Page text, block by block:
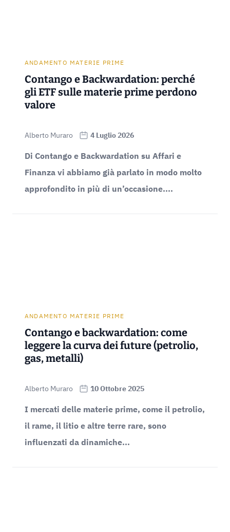
ANDAMENTO MATERIE PRIME
Contango e Backwardation: perché
gli ETF sulle materie prime perdono
valore
Alberto Muraro 4 Luglio 2026
Di Contango e Backwardation su Affari e
Finanza vi abbiamo già parlato in modo molto
approfondito in più di un’occasione....
ANDAMENTO MATERIE PRIME
Contango e backwardation: come
leggere la curva dei future (petrolio,
gas, metalli)
Alberto Muraro 10 Ottobre 2025
I mercati delle materie prime, come il petrolio,
il rame, il litio e altre terre rare, sono
influenzati da dinamiche...